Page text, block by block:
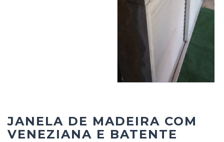
JANELA DE MADEIRA COM
VENEZIANA E BATENTE